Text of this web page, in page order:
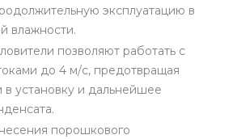
эксплуатацию в
влажности.
позволяют работать с
до 4 м/с, предотвращая
в установку и дальнейшее
порошкового